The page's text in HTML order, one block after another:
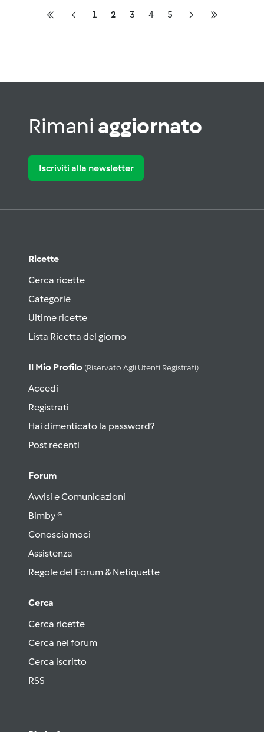
1 2 3 4 5
Rimani aggiornato
Iscriviti alla newsletter
Ricette
Cerca ricette
Categorie
Ultime ricette
Lista Ricetta del giorno
Il Mio Profilo (riservato Agli Utenti Registrati)
Accedi
Registrati
Hai dimenticato la password?
Post recenti
Forum
Avvisi e Comunicazioni
Bimby ®
Conosciamoci
Assistenza
Regole del Forum & Netiquette
Cerca
Cerca ricette
Cerca nel forum
Cerca iscritto
RSS